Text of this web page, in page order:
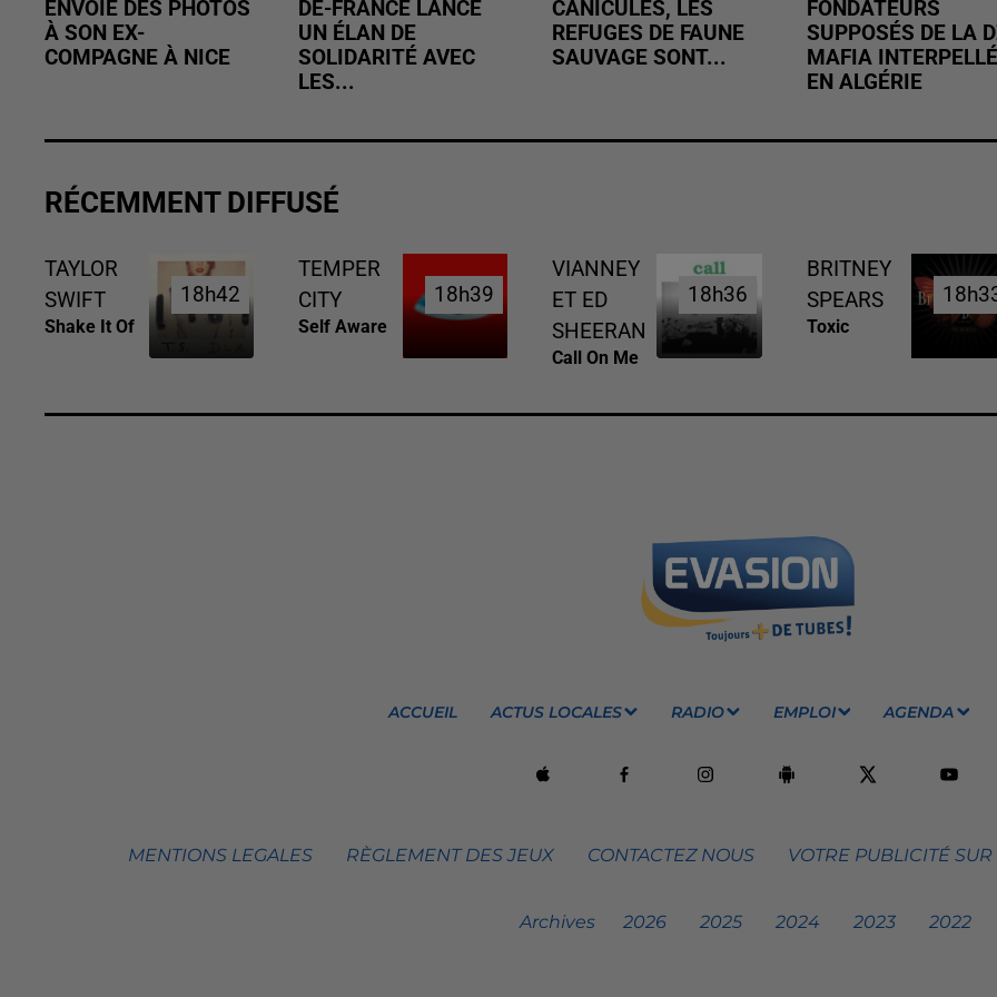
ENVOIE DES PHOTOS
À SON EX-
COMPAGNE À NICE
DE-FRANCE LANCE
UN ÉLAN DE
SOLIDARITÉ AVEC
LES...
CANICULES, LES
REFUGES DE FAUNE
SAUVAGE SONT...
FONDATEURS
SUPPOSÉS DE LA
MAFIA INTERPELLÉ
EN ALGÉRIE
RÉCEMMENT DIFFUSÉ
TAYLOR
SWIFT
Shake It Of
18h42
18h42
TEMPER
CITY
Self Aware
18h39
18h39
VIANNEY
ET ED
SHEERAN
Call On Me
18h36
18h36
BRITNEY
SPEARS
Toxic
ACCUEIL ACTUS LOCALES RADIO EMPLOI AGENDA
MENTIONS LEGALES RÈGLEMENT DES JEUX CONTACTEZ NOUS VOTRE PUBLICITÉ
Archives 2026 2025 2024 2023 2022